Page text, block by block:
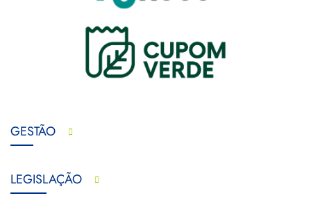
GESTÃO
LEGISLAÇÃO